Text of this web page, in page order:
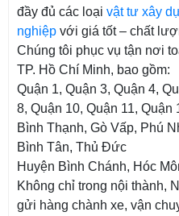
đầy đủ các loại vật tư xây
nghiệp với giá tốt – chất
Chúng tôi phục vụ tận nơi
TP. Hồ Chí Minh, bao gồm:
Quận 1, Quận 3, Quận 4,
8, Quận 10, Quận 11, Quận
Bình Thạnh, Gò Vấp, Phú
Bình Tân, Thủ Đức
Huyện Bình Chánh, Hóc
Không chỉ trong nội thành,
gửi hàng chành xe, vận